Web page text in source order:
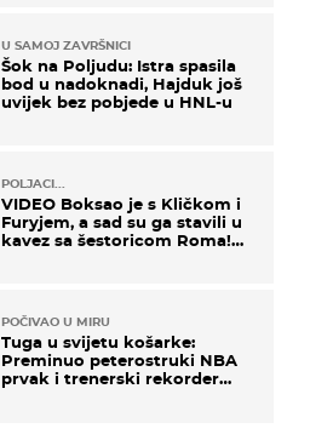
U SAMOJ ZAVRŠNICI
Šok na Poljudu: Istra spasila
bod u nadoknadi, Hajduk još
uvijek bez pobjede u HNL-u
POLJACI...
VIDEO Boksao je s Kličkom i
Furyjem, a sad su ga stavili u
kavez sa šestoricom Roma!
POČIVAO U MIRU
Tuga u svijetu košarke:
Preminuo peterostruki NBA
prvak i trenerski rekorder